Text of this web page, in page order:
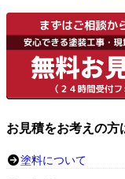
お見積をお考えの方
塗料について